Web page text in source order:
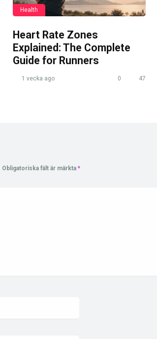
Health
Heart Rate Zones
Explained: The Complete
Guide for Runners
1 vecka ago 0 47
Obligatoriska fält är märkta *